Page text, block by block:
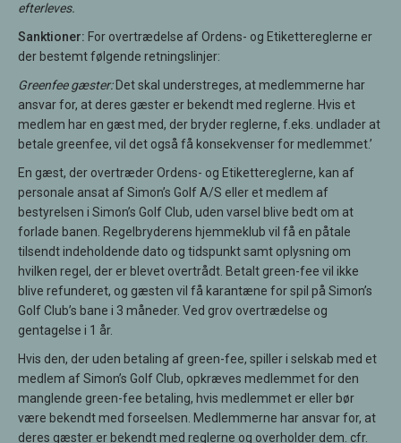
efterleves.
Sanktioner: For overtrædelse af Ordens- og Etikettereglerne er
der bestemt følgende retningslinjer:
Greenfee gæster:Det skal understreges, at medlemmerne har
ansvar for, at deres gæster er bekendt med reglerne. Hvis et
medlem har en gæst med, der bryder reglerne, f.eks. undlader at
betale greenfee, vil det også få konsekvenser for medlemmet.’
En gæst, der overtræder Ordens- og Etikettereglerne, kan af
personale ansat af Simon’s Golf A/S eller et medlem af
bestyrelsen i Simon’s Golf Club, uden varsel blive bedt om at
forlade banen. Regelbryderens hjemmeklub vil få en påtale
tilsendt indeholdende dato og tidspunkt samt oplysning om
hvilken regel, der er blevet overtrådt. Betalt green-fee vil ikke
blive refunderet, og gæsten vil få karantæne for spil på Simon’s
Golf Club’s bane i 3 måneder. Ved grov overtrædelse og
gentagelse i 1 år.
Hvis den, der uden betaling af green-fee, spiller i selskab med et
medlem af Simon’s Golf Club, opkræves medlemmet for den
manglende green-fee betaling, hvis medlemmet er eller bør
være bekendt med forseelsen. Medlemmerne har ansvar for, at
deres gæster er bekendt med reglerne og overholder dem. cfr.